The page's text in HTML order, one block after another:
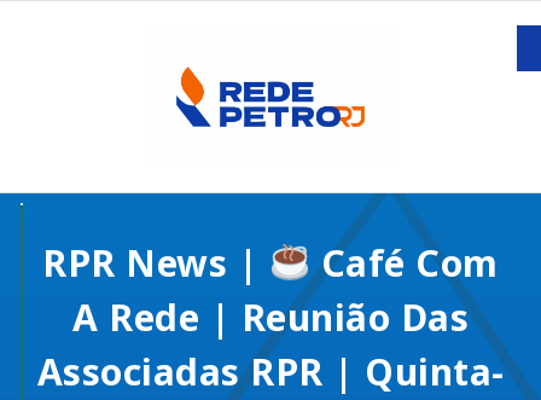
RPR News |
Café Com
A Rede | Reunião Das
Associadas RPR | Quinta-